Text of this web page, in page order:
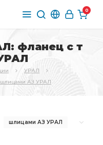
0
фланец с т
УРАЛ
шлицами АЗ УРАЛ
шлицами АЗ УРАЛ